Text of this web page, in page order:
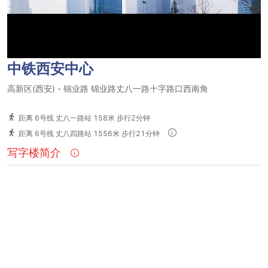
中铁西安中心
高新区(西安) - 锦业路 锦业路丈八一路十字路口西南角
距离 6号线 丈八一路站 158米 步行2分钟
距离 6号线 丈八四路站 1556米 步行21分钟
写字楼简介